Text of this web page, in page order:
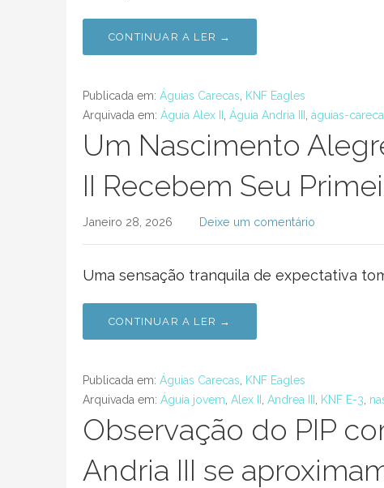
CONTINUAR A LER →
Publicada em: Águias Carecas
KNF Eagles
Arquivada em: Águia Alex II Águia Andria III águias-
Um Nascimento
II Recebem Seu
Janeiro 28, 2026 Deixe um comentário
Uma sensação tranquila de expectativa
CONTINUAR A LER →
Publicada em: Águias Carecas
KNF Eagles
Arquivada em: Águia jovem Alex II Andrea III KNF E-3
Observação do PIP
Andria III se